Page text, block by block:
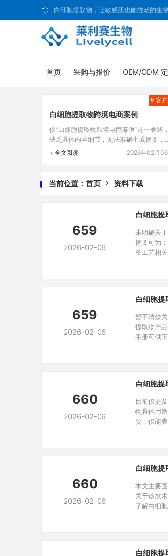
白细胞提取物，让敏感肌也能抗老的生
首页 采购与报价 OEM/ODM 定
# 客
白细胞提取物跨境电商案例
仅“白细胞提取物跨境电商案例”这一表述，
缺乏具体内容细节，无法准确生成摘要，
补充关于该案例中涉及的企业、业务模式
包括企业为何选择做白细胞提取物跨境电
商，销售渠道、市场反馈、政策影响等方面
推广策略物流与通关挑战及应对在当今全
化的商业浪潮中，
+ 全文阅读 2026年02月06
当前位置： 首页 资料下载
659
2026-02-06
白细胞提
未明确关
摘要可为
备工艺相
659
2026-02-06
白细胞提
暂不清楚
提取物产
手册可供
660
2026-02-06
白细胞提
目前仅提
物具体用
要，仅能
660
2026-02-06
白细胞提
本文主要
关于该技
了解白细
白细胞提